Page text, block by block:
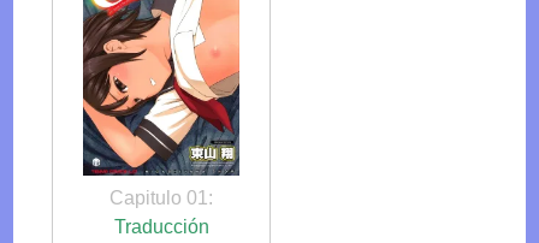
Capitulo 01:
Traducción